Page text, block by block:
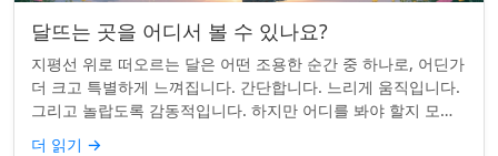
달뜨는 곳을 어디서 볼 수 있나요?
지평선 위로 떠오르는 달은 어떤 조용한 순간 중 하나로, 어딘가
더 크고 특별하게 느껴집니다. 간단합니다. 느리게 움직입니다.
그리고 놀랍도록 감동적입니다. 하지만 어디를 봐야 할지 모르
면 잡기 쉽지 않을 수 있습니...
더 읽기 →